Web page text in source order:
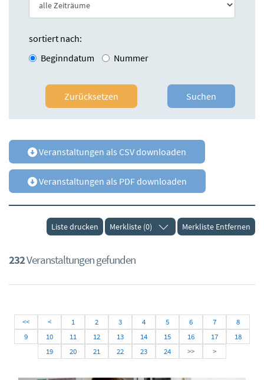
sortiert nach:
Beginndatum
Nummer
Zurücksetzen Suchen
Veranstaltungen als CSV downloaden
Veranstaltungen als PDF downloaden
Liste drucken Merkliste (0) Merkliste Entfernen
232Veranstaltungen gefunden
<< < 1 2 3 4 5 6 7
8
9
10 11 12 13 14 15 16 17
18
19
20 21 22 23 24 >> >